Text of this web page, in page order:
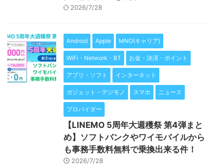
2026/7/28
Android Apple MNO(キャリア)
WiFi・Network・BT お金・決済・ポイント
アプリ・ソフト インターネット
ガジェット・デジモノ スマホ ニュース
プロバイダー
【LINEMO 5周年大週穫祭 第4弾まと
め】ソフトバンクやワイモバイルから
も事務手数料無料で乗換出来る件！
2026/7/28